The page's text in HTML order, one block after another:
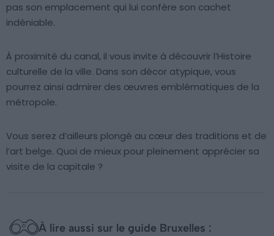
pas son emplacement qui lui confère son cachet
indéniable.
À proximité du canal, il vous invite à découvrir l’Histoire
culturelle de la ville. Dans son décor atypique, vous
pourrez ainsi admirer des œuvres emblématiques de la
métropole.
Vous serez d’ailleurs plongé au cœur des traditions et de
l’art belge. Quoi de mieux pour pleinement apprécier sa
visite de la capitale ?
À lire aussi sur le guide Bruxelles :